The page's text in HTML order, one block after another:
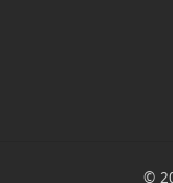
©